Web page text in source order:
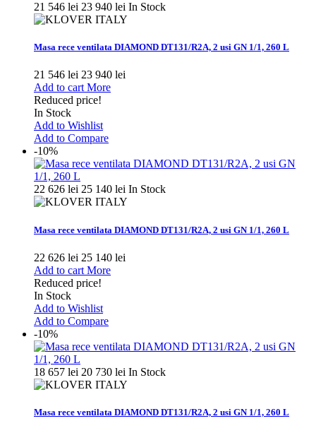
21 546 lei 23 940 lei In Stock
Masa rece ventilata DIAMOND DT131/R2A, 2 usi GN 1/1, 260 L
21 546 lei 23 940 lei
Add to cart More
Reduced price!
In Stock
Add to Wishlist
Add to Compare
-10%
22 626 lei 25 140 lei In Stock
Masa rece ventilata DIAMOND DT131/R2A, 2 usi GN 1/1, 260 L
22 626 lei 25 140 lei
Add to cart More
Reduced price!
In Stock
Add to Wishlist
Add to Compare
-10%
18 657 lei 20 730 lei In Stock
Masa rece ventilata DIAMOND DT131/R2A, 2 usi GN 1/1, 260 L